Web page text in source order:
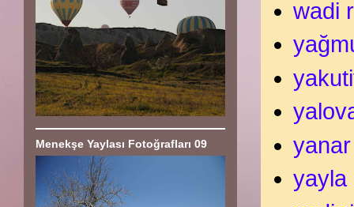
wadi
yayla
Menekşe Yaylası Fotoğrafları 09